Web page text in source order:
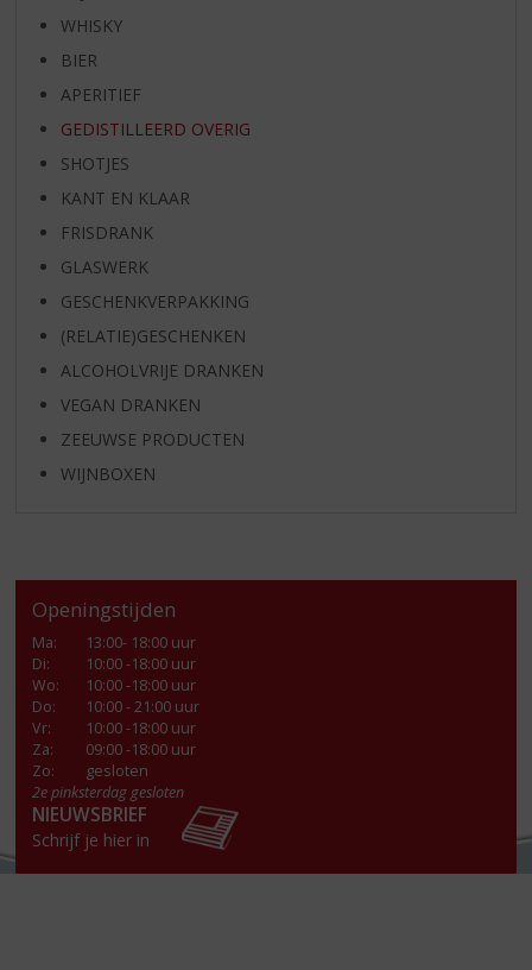
WHISKY
BIER
APERITIEF
GEDISTILLEERD OVERIG
SHOTJES
KANT EN KLAAR
FRISDRANK
GLASWERK
GESCHENKVERPAKKING
(RELATIE)GESCHENKEN
ALCOHOLVRIJE DRANKEN
VEGAN DRANKEN
ZEEUWSE PRODUCTEN
WIJNBOXEN
Openingstijden
Ma:
13:00- 18:00 uur
Di:
10:00 -18:00 uur
Wo:
10:00 -18:00 uur
Do:
10:00 - 21:00 uur
Vr:
10:00 -18:00 uur
Za:
09:00 -18:00 uur
Zo:
gesloten
2e pinksterdag gesloten
NIEUWSBRIEF
Schrijf je hier in